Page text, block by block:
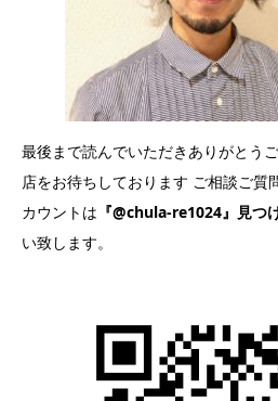
最後まで読んでいただきありがとう
店をお待ちしております ご相談ご質
カウントは 『@chula-re1024』見つ
い致します。